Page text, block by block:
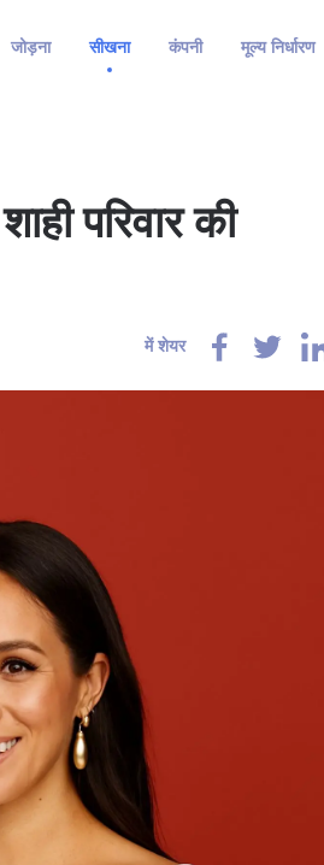
जोड़ना सीखना कंपनी मूल्य निर्धारण
परिवार की
में शेयर